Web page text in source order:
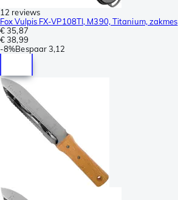
12 reviews
Fox Vulpis FX-VP108TI, M390, Titanium, zakmes
€ 35,87
€ 38,99
-8%Bespaar3,12